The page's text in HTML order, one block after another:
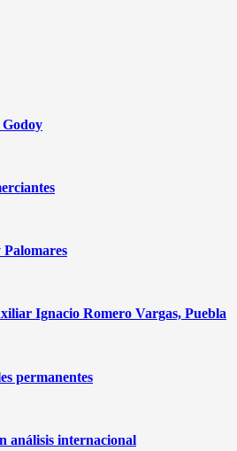
Palomares
Ignacio Romero Vargas, Puebla
permanentes
análisis internacional